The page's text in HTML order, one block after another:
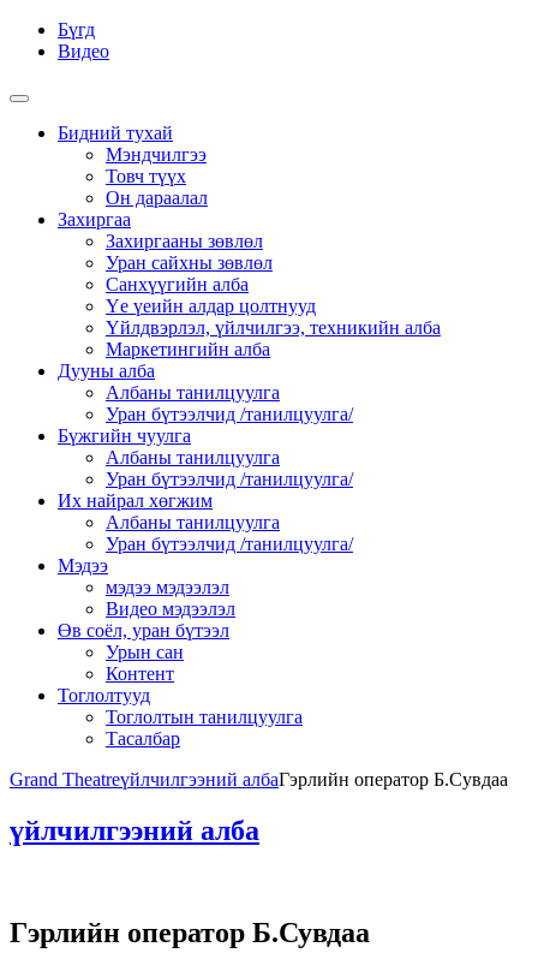
Бүгд
Видео
Бидний тухай
Мэндчилгээ
Товч түүх
Он дараалал
Захиргаа
Захиргааны зөвлөл
Уран сайхны зөвлөл
Санхүүгийн алба
Үе үеийн алдар цолтнууд
Үйлдвэрлэл, үйлчилгээ, техникийн алба
Маркетингийн алба
Дууны алба
Албаны танилцуулга
Уран бүтээлчид /танилцуулга/
Бүжгийн чуулга
Албаны танилцуулга
Уран бүтээлчид /танилцуулга/
Их найрал хөгжим
Албаны танилцуулга
Уран бүтээлчид /танилцуулга/
Мэдээ
мэдээ мэдээлэл
Видео мэдээлэл
Өв соёл, уран бүтээл
Урын сан
Контент
Тоглолтууд
Тоглолтын танилцуулга
Тасалбар
Grand Theatreүйлчилгээний албаГэрлийн оператор Б.Сувдаа
үйлчилгээний алба
Гэрлийн оператор Б.Сувдаа